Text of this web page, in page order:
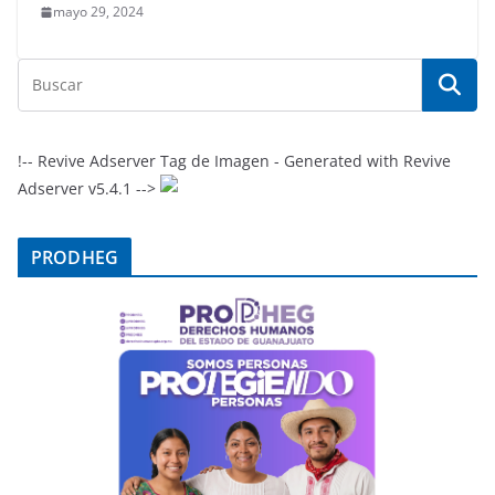
mayo 29, 2024
!-- Revive Adserver Tag de Imagen - Generated with Revive
Adserver v5.4.1 -->
PRODHEG